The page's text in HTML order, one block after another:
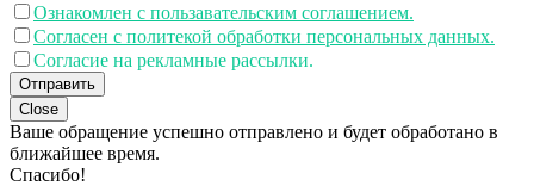
Ознакомлен с пользавательским соглашением.
Согласен с политекой обработки персональных данных.
Согласие на рекламные рассылки.
Отправить
Close
Ваше обращение успешно отправлено и будет обработано в
ближайшее время.
Спасибо!